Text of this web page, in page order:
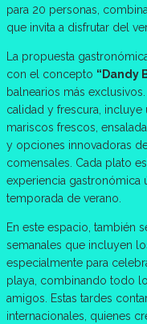
para 20 personas,
que invita a disfrutar del
La propuesta
con el concepto “Dandy
balnearios más
calidad y frescura,
mariscos frescos,
y opciones innovadoras
comensales. Cada plato
experiencia gastronómica
temporada de verano.
En este espacio, también
semanales que incluyen
especialmente para
playa, combinando todo
amigos. Estas tardes
internacionales, quienes